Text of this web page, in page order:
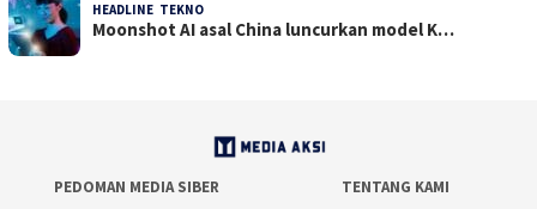
HEADLINE TEKNO
Moonshot AI asal China luncurkan model K…
PEDOMAN MEDIA SIBER TENTANG KAMI